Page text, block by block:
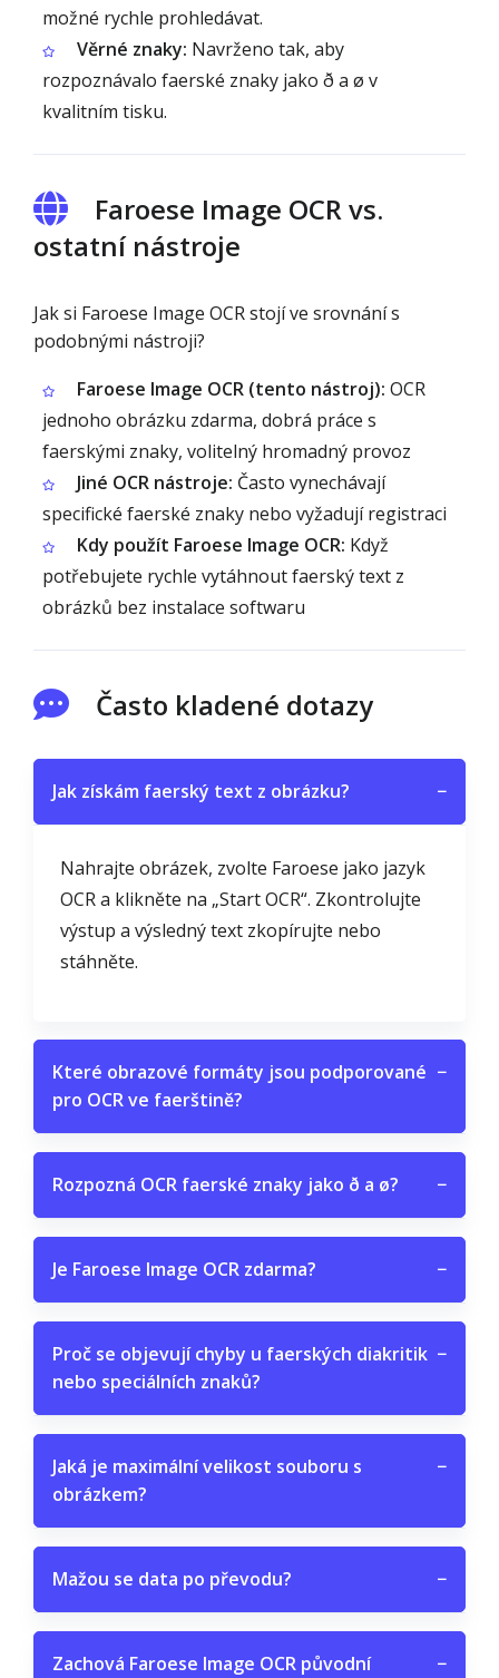
možné rychle prohledávat.
Věrné znaky: Navrženo tak, aby
rozpoznávalo faerské znaky jako ð a ø v
kvalitním tisku.
Faroese Image OCR vs.
ostatní nástroje
Jak si Faroese Image OCR stojí ve srovnání s
podobnými nástroji?
Faroese Image OCR (tento nástroj): OCR
jednoho obrázku zdarma, dobrá práce s
faerskými znaky, volitelný hromadný provoz
Jiné OCR nástroje: Často vynechávají
specifické faerské znaky nebo vyžadují registraci
Kdy použít Faroese Image OCR: Když
potřebujete rychle vytáhnout faerský text z
obrázků bez instalace softwaru
Často kladené dotazy
Jak získám faerský text z obrázku? −
Nahrajte obrázek, zvolte Faroese jako jazyk
OCR a klikněte na „Start OCR“. Zkontrolujte
výstup a výsledný text zkopírujte nebo
stáhněte.
Které obrazové formáty jsou podporované
pro OCR ve faerštině?
−
Rozpozná OCR faerské znaky jako ð a ø? −
Je Faroese Image OCR zdarma? −
Proč se objevují chyby u faerských diakritik
nebo speciálních znaků?
−
Jaká je maximální velikost souboru s
obrázkem?
−
Mažou se data po převodu? −
Zachová Faroese Image OCR původní −